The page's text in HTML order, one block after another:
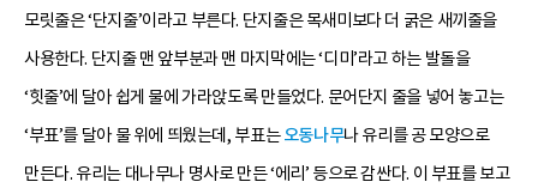
모릿줄은 ‘단지줄’이라고 부른다. 단지줄은 목새미보다 더 굵은 새끼줄을
사용한다. 단지줄 맨 앞부분과 맨 마지막에는 ‘디미’라고 하는 발돌을
‘힛줄’에 달아 쉽게 물에 가라앉도록 만들었다. 문어단지 줄을 넣어 놓고는
‘부표’를 달아 물 위에 띄웠는데, 부표는오동나무나 유리를 공 모양으로
만든다. 유리는 대나무나 명사로 만든 ‘에리’ 등으로 감싼다. 이 부표를 보고